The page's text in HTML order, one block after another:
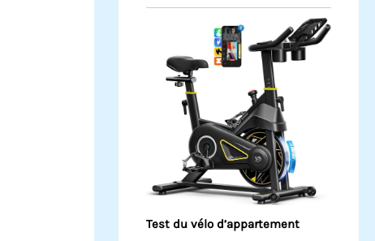
Test du vélo d’appartement